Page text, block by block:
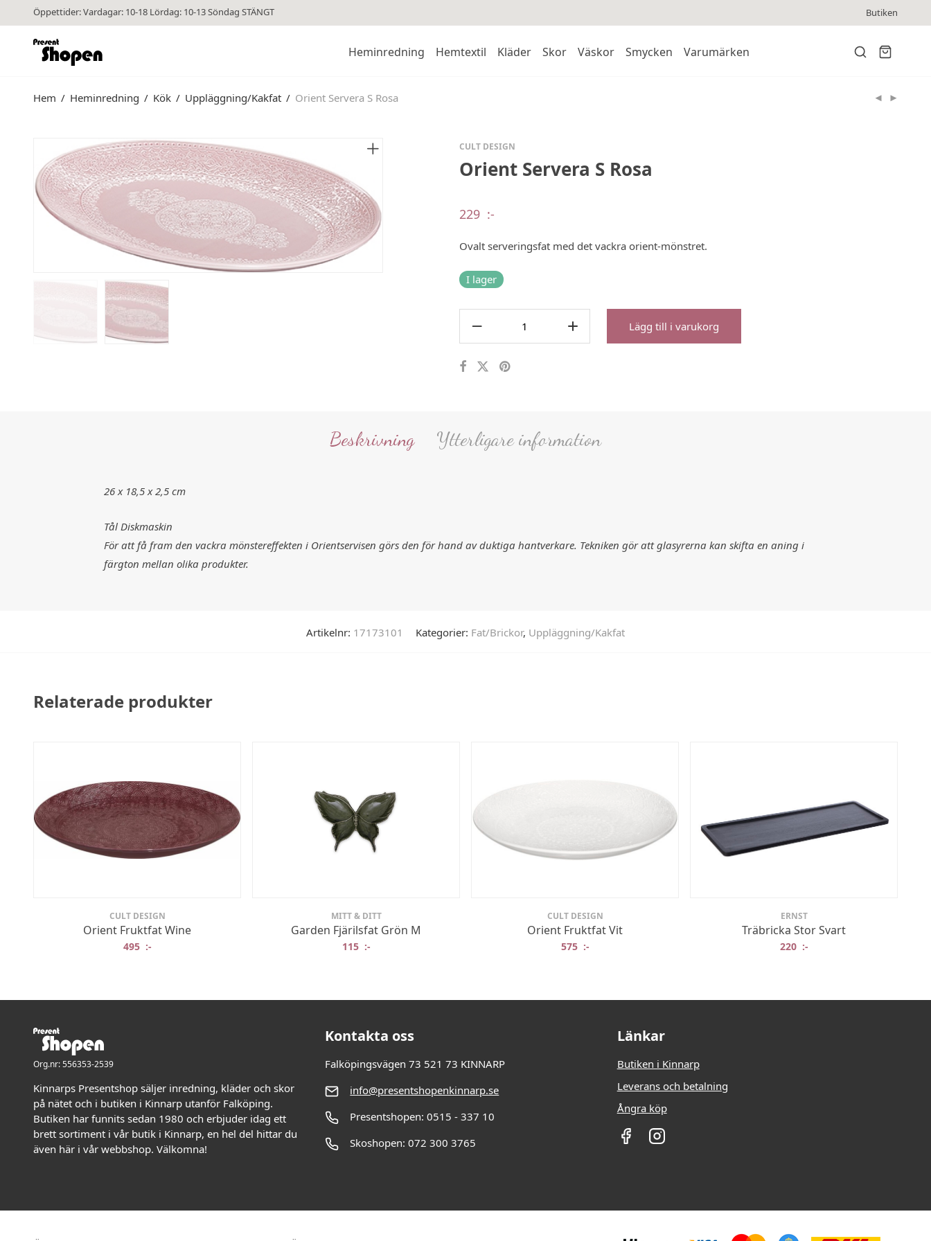
Öppettider: Vardagar: 10-18 Lördag: 10-13 Söndag STÄNGT Butiken
Heminredning Hemtextil Kläder Skor Väskor Smycken Varumärken
Hem / Heminredning / Kök / Uppläggning/Kakfat / Orient Servera S Rosa
CULT DESIGN
Orient Servera S Rosa
229 :-
Ovalt serveringsfat med det vackra orient-mönstret.
I lager
Lägg till i varukorg
Beskrivning Ytterligare information
26 x 18,5 x 2,5 cm
Tål Diskmaskin
För att få fram den vackra mönstereffekten i Orientservisen görs den för hand av duktiga hantverkare. Tekniken gör att glasyrerna kan skifta en aning i
färgton mellan olika produkter.
Artikelnr: 17173101 Kategorier: Fat/Brickor, Uppläggning/Kakfat
Relaterade produkter
CULT DESIGN
Orient Fruktfat Wine
495 :-
MITT & DITT
Garden Fjärilsfat Grön M
115 :-
CULT DESIGN
Orient Fruktfat Vit
575 :-
ERNST
Träbricka Stor Svart
220 :-
Org.nr: 556353-2539
Kinnarps Presentshop säljer inredning, kläder och skor
på nätet och i butiken i Kinnarp utanför Falköping.
Butiken har funnits sedan 1980 och erbjuder idag ett
brett sortiment i vår butik i Kinnarp, en hel del hittar du
även här i vår webbshop. Välkomna!
Kontakta oss
Falköpingsvägen 73 521 73 KINNARP
info@presentshopenkinnarp.se
Presentshopen: 0515 - 337 10
Skoshopen: 072 300 3765
Länkar
Butiken i Kinnarp
Leverans och betalning
Ångra köp